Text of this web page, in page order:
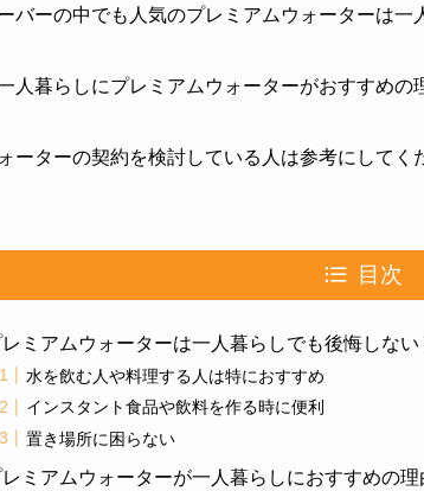
バーの中でも人気のプレミアムウォーターは一
人暮らしにプレミアムウォーターがおすすめの
ーターの契約を検討している人は参考にしてく
目次
ミアムウォーターは一人暮らしでも後悔しない
水を飲む人や料理する人は特におすすめ
インスタント食品や飲料を作る時に便利
置き場所に困らない
レミアムウォーターが一人暮らしにおすすめの理